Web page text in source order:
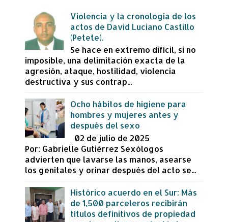
Violencia y la cronología de los
actos de David Luciano Castillo
(Petete).
Se hace en extremo difícil, si no
imposible, una delimitación exacta de la
agresión, ataque, hostilidad, violencia
destructiva y sus contrap...
Ocho hábitos de higiene para
hombres y mujeres antes y
después del sexo
02 de julio de 2025
Por: Gabrielle Gutiérrez Sexólogos
advierten que lavarse las manos, asearse
los genitales y orinar después del acto se...
Histórico acuerdo en el Sur: Más
de 1,500 parceleros recibirán
títulos definitivos de propiedad